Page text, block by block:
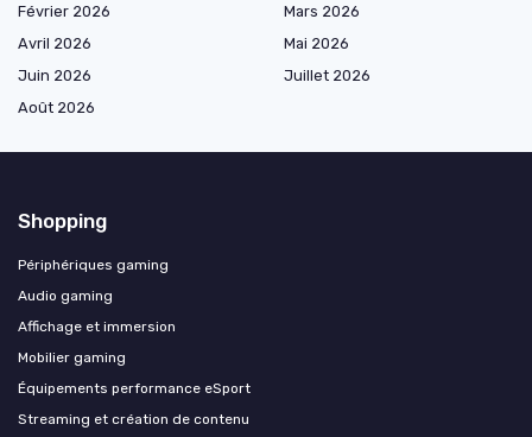
Février 2026
Mars 2026
Avril 2026
Mai 2026
Juin 2026
Juillet 2026
Août 2026
Shopping
Périphériques gaming
Audio gaming
Affichage et immersion
Mobilier gaming
Équipements performance eSport
Streaming et création de contenu